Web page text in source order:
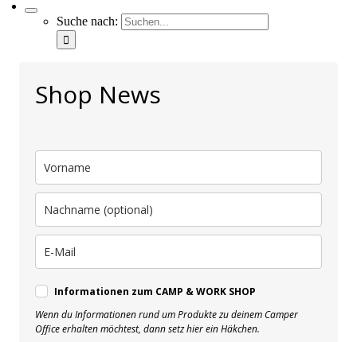
Suche nach:
Shop News
Informationen zum CAMP & WORK SHOP
Wenn du Informationen rund um Produkte zu deinem Camper
Office erhalten möchtest, dann setz hier ein Häkchen.